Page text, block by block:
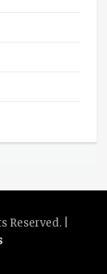
Reserved. |